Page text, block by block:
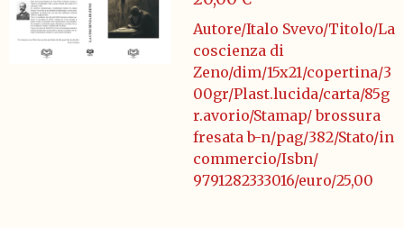
Autore/Italo Svevo/Titolo/La
coscienza di
Zeno/dim/15x21/copertina/3
00gr/Plast.lucida/carta/85g
r.avorio/Stamap/ brossura
fresata b-n/pag/382/Stato/in
commercio/Isbn/
9791282333016/euro/25,00